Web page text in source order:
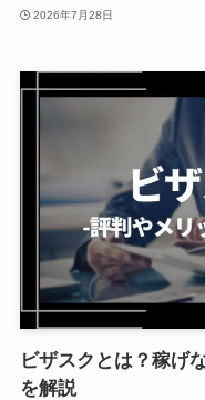
2026年7月28日
ビザスクとは？稼げ
を解説